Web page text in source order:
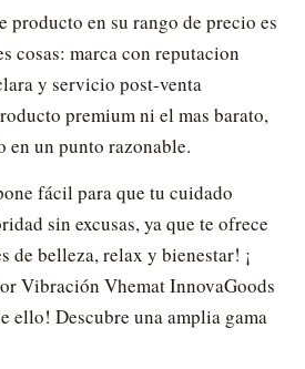
producto en su rango de precio es
cosas: marca con reputacion
y servicio post-venta
premium ni el mas barato,
en un punto razonable.
fácil para que tu cuidado
sin excusas, ya que te ofrece
de belleza, relax y bienestar! ¡
Vibración Vhemat InnovaGoods
ello! Descubre una amplia gama